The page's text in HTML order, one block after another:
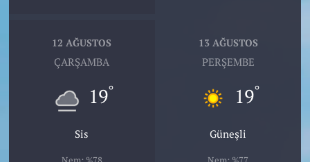
12 AĞUSTOS
ÇARŞAMBA
19°
Sis
13 AĞUSTOS
PERŞEMBE
19°
Güneşli